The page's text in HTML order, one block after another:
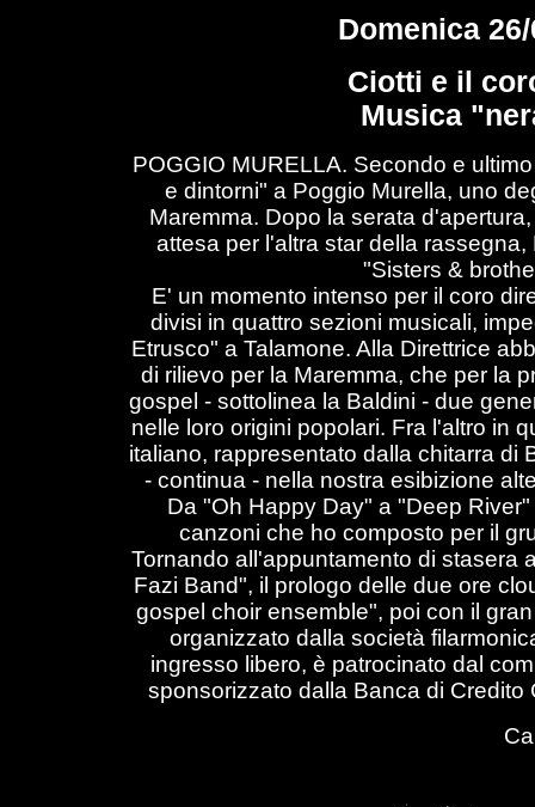
Domenica
Ciotti e il
Musica
POGGIO MURELLA. Secondo e
e dintorni" a Poggio Murella, uno
Maremma. Dopo la serata
attesa per l'altra star della
"Sisters &
E' un momento intenso per il coro
divisi in quattro sezioni musicali,
Etrusco" a Talamone. Alla Direttrice
di rilievo per la Maremma, che per la
gospel - sottolinea la Baldini - due
nelle loro origini popolari. Fra l'altro in
italiano, rappresentato dalla chitarra di
- continua - nella nostra esibizione
Da "Oh Happy Day" a "Deep
canzoni che ho composto per il
Tornando all'appuntamento di stasera
Fazi Band", il prologo delle due ore
gospel choir ensemble", poi con il
organizzato dalla società
ingresso libero, è patrocinato dal
sponsorizzato dalla Banca di Credito